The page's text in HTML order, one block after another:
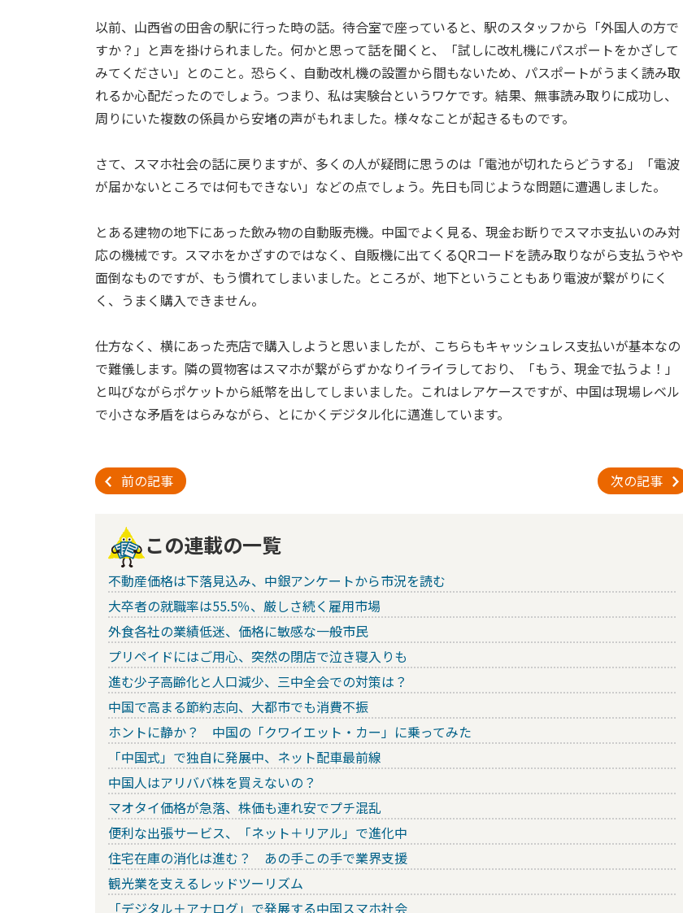
以前、山西省の田舎の駅に行った時の話。待合室で座っていると、駅のスタッフから「外国人の方で
すか？」と声を掛けられました。何かと思って話を聞くと、「試しに改札機にパスポートをかざして
みてください」とのこと。恐らく、自動改札機の設置から間もないため、パスポートがうまく読み取
れるか心配だったのでしょう。つまり、私は実験台というワケです。結果、無事読み取りに成功し、
周りにいた複数の係員から安堵の声がもれました。様々なことが起きるものです。
さて、スマホ社会の話に戻りますが、多くの人が疑問に思うのは「電池が切れたらどうする」「電波
が届かないところでは何もできない」などの点でしょう。先日も同じような問題に遭遇しました。
とある建物の地下にあった飲み物の自動販売機。中国でよく見る、現金お断りでスマホ支払いのみ対
応の機械です。スマホをかざすのではなく、自販機に出てくるQRコードを読み取りながら支払うやや
面倒なものですが、もう慣れてしまいました。ところが、地下ということもあり電波が繋がりにく
く、うまく購入できません。
仕方なく、横にあった売店で購入しようと思いましたが、こちらもキャッシュレス支払いが基本なの
で難儀します。隣の買物客はスマホが繋がらずかなりイライラしており、「もう、現金で払うよ！」
と叫びながらポケットから紙幣を出してしまいました。これはレアケースですが、中国は現場レベル
で小さな矛盾をはらみながら、とにかくデジタル化に邁進しています。
前の記事 次の記事
この連載の一覧
不動産価格は下落見込み、中銀アンケートから市況を読む
大卒者の就職率は55.5％、厳しさ続く雇用市場
外食各社の業績低迷、価格に敏感な一般市民
プリペイドにはご用心、突然の閉店で泣き寝入りも
進む少子高齢化と人口減少、三中全会での対策は？
中国で高まる節約志向、大都市でも消費不振
ホントに静か？ 中国の「クワイエット・カー」に乗ってみた
「中国式」で独自に発展中、ネット配車最前線
中国人はアリババ株を買えないの？
マオタイ価格が急落、株価も連れ安でプチ混乱
便利な出張サービス、「ネット＋リアル」で進化中
住宅在庫の消化は進む？ あの手この手で業界支援
観光業を支えるレッドツーリズム
「デジタル＋アナログ」で発展する中国スマホ社会